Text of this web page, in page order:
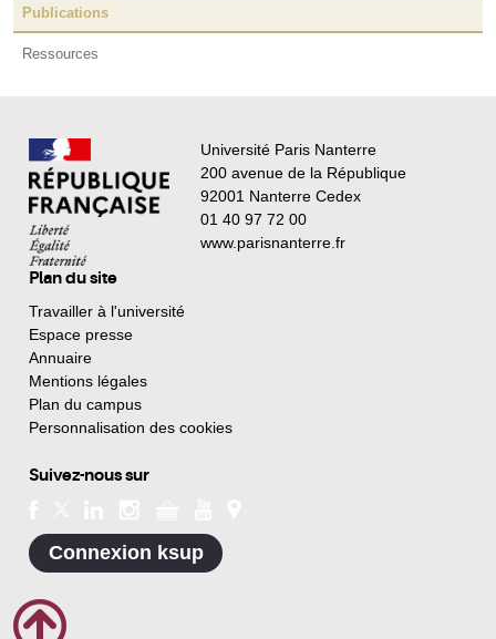
Publications
Ressources
Université Paris Nanterre
200 avenue de la République
92001 Nanterre Cedex
01 40 97 72 00
www.parisnanterre.fr
Plan du site
Travailler à l'université
Espace presse
Annuaire
Mentions légales
Plan du campus
Personnalisation des cookies
Suivez-nous sur
Connexion ksup